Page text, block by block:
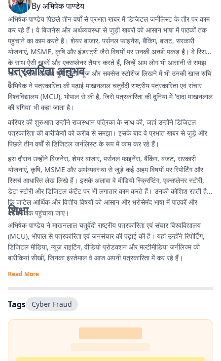
Byअभिषेक पाण्डेय
अभिषेक पाण्डेय पिछले तीन वर्षों से प्रभात खबर में डिजिटल जर्नलिस्ट के तौर पर काम
कर रहे हैं। वे बिजनेस और अर्थव्यवस्था से जुड़ी खबरों को आसान भाषा में पाठकों तक
पहुंचाने का काम करते हैं। शेयर बाजार, पर्सनल फाइनेंस, बैंकिंग, बजट, सरकारी
योजनाएं, MSME, कृषि और इंडस्ट्री जैसे विषयों पर उनकी अच्छी पकड़ है। वे रिसर्च
के साथ ऐसी खबरें और एक्सप्लेनर तैयार करते हैं, जिन्हें आम लोग भी आसानी से समझ
सकें। इसके अलावा यूटिलिटी न्यूज और सक्सेस स्टोरीज लिखने में भी उनकी खास रुचि
है।
पत्रकारिता अनुभव
अभिषेक ने पत्रकारिता की पढ़ाई माखनलाल चतुर्वेदी राष्ट्रीय पत्रकारिता एवं संचार
विश्वविद्यालय (MCU), भोपाल से की है, जिसे पत्रकारिता की दुनिया में 'दादा माखनलाल
की बगिया' भी कहा जाता है।
करियर की शुरुआत उन्होंने राजस्थान पत्रिका के साथ की, जहां उन्होंने डिजिटल
पत्रकारिता की बारीकियों को करीब से समझा। इसके बाद वे प्रभात खबर से जुड़े और
पिछले तीन वर्षों से डिजिटल जर्नलिस्ट के रूप में काम कर रहे हैं।
इस दौरान उन्होंने बिजनेस, शेयर बाजार, पर्सनल फाइनेंस, बैंकिंग, बजट, सरकारी
योजनाएं, कृषि, MSME और अर्थव्यवस्था से जुड़े कई अहम विषयों पर रिपोर्टिंग और
रिसर्च आधारित लेख लिखे हैं। इसके अलावा वे वीडियो स्क्रिप्टिंग, एक्सप्लेनर स्टोरी,
डेटा स्टोरी और डिजिटल कंटेंट पर भी लगातार काम करते हैं। उनकी कोशिश रहती है
कि जटिल आर्थिक और वित्तीय विषयों को आसान और भरोसेमंद भाषा में पाठकों और
दर्शकों तक पहुंचाया जाए।
शिक्षा
अभिषेक पाण्डेय ने माखनलाल चतुर्वेदी राष्ट्रीय पत्रकारिता एवं संचार विश्वविद्यालय
(MCU), भोपाल से पत्रकारिता एवं जनसंचार की पढ़ाई की है। यहां उन्होंने रिपोर्टिंग,
डिजिटल मीडिया, न्यूज़ राइटिंग, वीडियो प्रोडक्शन और मल्टीमीडिया जर्नलिज्म की
बारीकियां सीखीं, जिनका इस्तेमाल वे आज अपनी पत्रकारिता में कर रहे हैं।
Read More
Tags Cyber Fraud